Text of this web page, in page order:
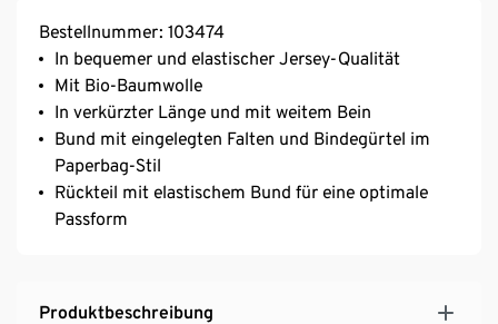
Bestellnummer: 103474
In bequemer und elastischer Jersey-Qualität
Mit Bio-Baumwolle
In verkürzter Länge und mit weitem Bein
Bund mit eingelegten Falten und Bindegürtel im
Paperbag-Stil
Rückteil mit elastischem Bund für eine optimale
Passform
Produktbeschreibung